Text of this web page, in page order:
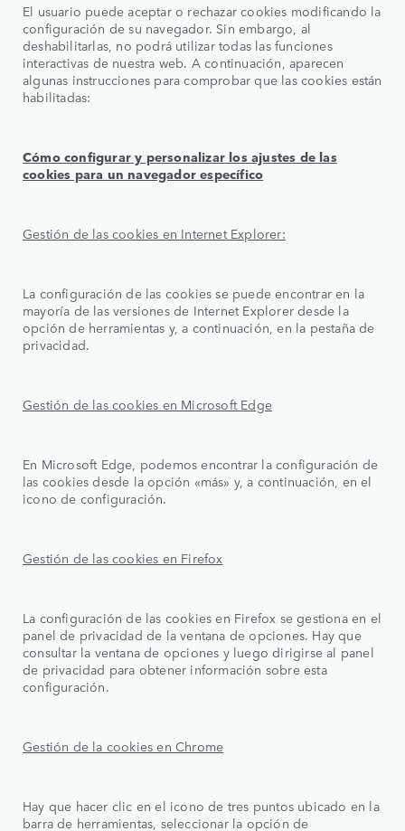
El usuario puede aceptar o rechazar cookies modificando la
configuración de su navegador. Sin embargo, al
deshabilitarlas, no podrá utilizar todas las funciones
interactivas de nuestra web. A continuación, aparecen
algunas instrucciones para comprobar que las cookies están
habilitadas:
Cómo configurar y personalizar los ajustes de las
cookies para un navegador específico
Gestión de las cookies en Internet Explorer:
La configuración de las cookies se puede encontrar en la
mayoría de las versiones de Internet Explorer desde la
opción de herramientas y, a continuación, en la pestaña de
privacidad.
Gestión de las cookies en Microsoft Edge
En Microsoft Edge, podemos encontrar la configuración de
las cookies desde la opción «más» y, a continuación, en el
icono de configuración.
Gestión de las cookies en Firefox
La configuración de las cookies en Firefox se gestiona en el
panel de privacidad de la ventana de opciones. Hay que
consultar la ventana de opciones y luego dirigirse al panel
de privacidad para obtener información sobre esta
configuración.
Gestión de la cookies en Chrome
Hay que hacer clic en el icono de tres puntos ubicado en la
barra de herramientas, seleccionar la opción de